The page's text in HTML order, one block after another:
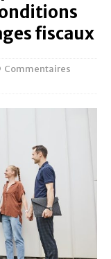
fiscaux
Commentaires